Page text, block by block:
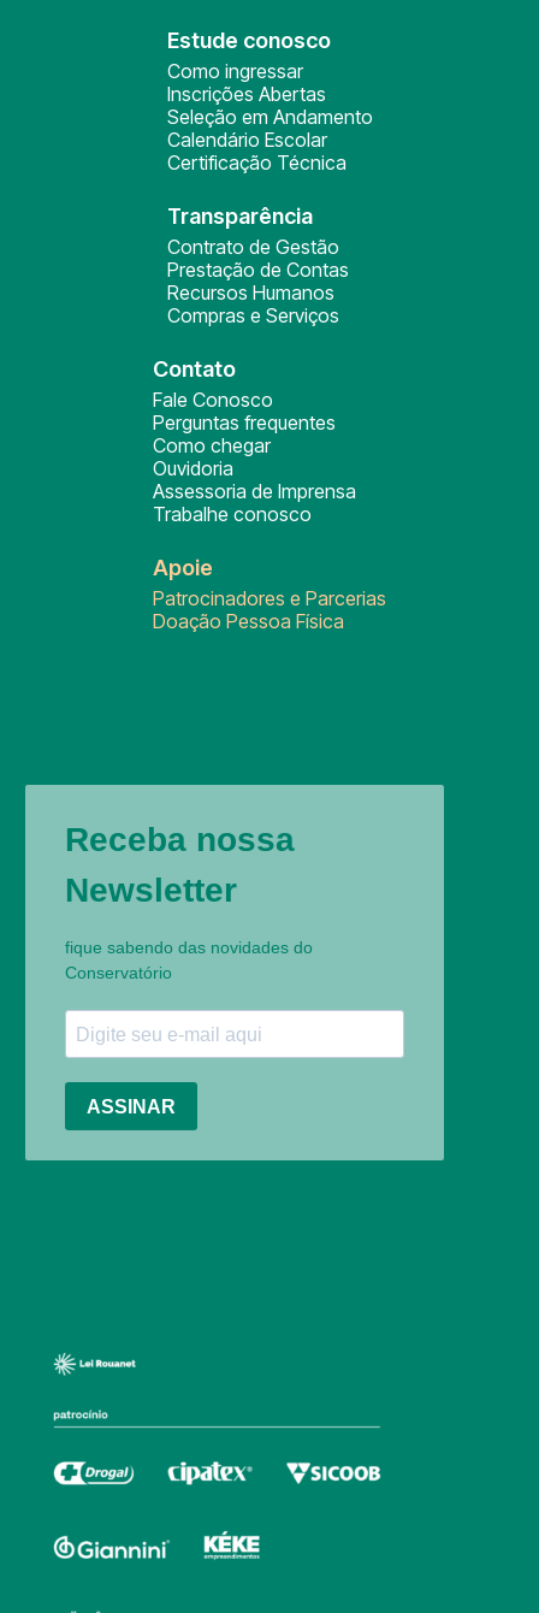
Estude conosco
Como ingressar
Inscrições Abertas
Seleção em Andamento
Calendário Escolar
Certificação Técnica
Transparência
Contrato de Gestão
Prestação de Contas
Recursos Humanos
Compras e Serviços
Contato
Fale Conosco
Perguntas frequentes
Como chegar
Ouvidoria
Assessoria de Imprensa
Trabalhe conosco
Apoie
Patrocinadores e Parcerias
Doação Pessoa Física